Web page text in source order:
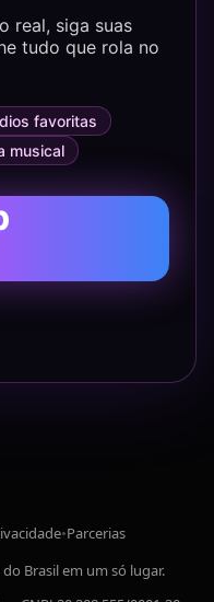
real, siga suas
tudo que rola no
favoritas
musical
•Parcerias
Brasil em um só lugar.